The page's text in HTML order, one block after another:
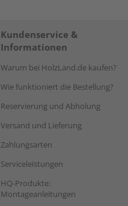
Kundenservice &
Informationen
Warum bei HolzLand.de kaufen?
Wie funktioniert die Bestellung?
Reservierung und Abholung
Versand und Lieferung
Zahlungsarten
Serviceleistungen
HQ-Produkte:
Montageanleitungen